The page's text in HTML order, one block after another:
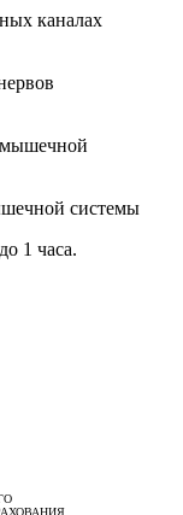
каналах
мышечной
системы
1 часа.